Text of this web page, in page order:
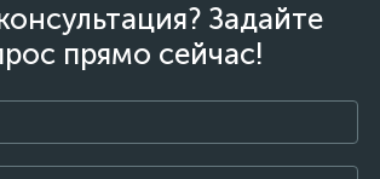
Задайте
прямо сейчас!